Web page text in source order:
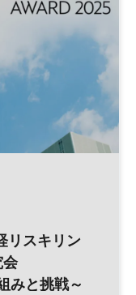
リスキリン
会
みと挑戦～